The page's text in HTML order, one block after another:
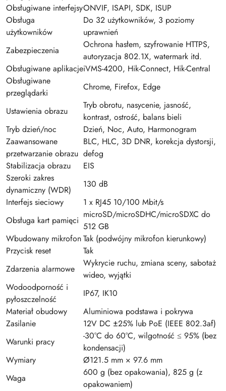
Obsługiwane interfejsyONVIF, ISAPI, SDK, ISUP
Obsługa
użytkowników
Do 32 użytkowników, 3 poziomy
uprawnień
Zabezpieczenia
Ochrona hasłem, szyfrowanie HTTPS,
autoryzacja 802.1X, watermark itd.
Obsługiwane aplikacjeiVMS-4200, Hik-Connect, Hik-Central
Obsługiwane
przeglądarki
Chrome, Firefox, Edge
Ustawienia obrazu
Tryb obrotu, nasycenie, jasność,
kontrast, ostrość, balans bieli
Tryb dzień/noc
Dzień, Noc, Auto, Harmonogram
Zaawansowane
przetwarzanie obrazu
BLC, HLC, 3D DNR, korekcja dystorsji,
defog
Stabilizacja obrazu
EIS
Szeroki zakres
dynamiczny (WDR)
130 dB
Interfejs sieciowy
1 x RJ45 10/100 Mbit/s
Obsługa kart pamięci
microSD/microSDHC/microSDXC do
512 GB
Wbudowany mikrofonTak (podwójny mikrofon kierunkowy)
Przycisk reset
Tak
Zdarzenia alarmowe
Wykrycie ruchu, zmiana sceny, sabotaż
wideo, wyjątki
Wodoodporność i
pyłoszczelność
IP67, IK10
Materiał obudowy
Aluminiowa podstawa i pokrywa
Zasilanie
12V DC ±25% lub PoE (IEEE 802.3af)
Warunki pracy
-30°C do 60°C, wilgotność ≤ 95% (bez
kondensacji)
Wymiary
Ø121.5 mm × 97.6 mm
Waga
600 g (bez opakowania), 825 g (z
opakowaniem)